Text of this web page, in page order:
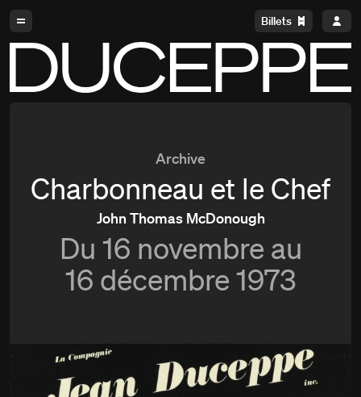
Billets
Archive
Charbonneau et le Chef
John Thomas McDonough
Du 16 novembre au
16 décembre 1973